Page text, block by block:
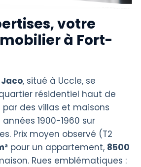
votre
à Fort-
, situé à Uccle, se
résidentiel haut de
des villas et maisons
1900-1960 sur
Prix moyen observé (T2
pour un appartement, 8500
Rues emblématiques :